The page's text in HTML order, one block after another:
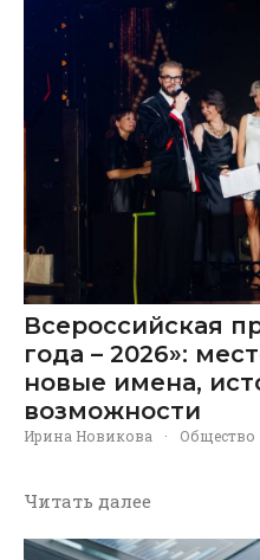
Всероссийская
года – 2026»:
новые имена,
возможности
Ирина Новикова · Общество
Читать далее